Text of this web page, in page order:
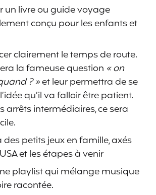
un livre ou guide voyage
conçu pour les enfants et
clairement le temps de route.
la fameuse question « on
? »et leur permettra de se
qu’il va falloir être patient.
arrêts intermédiaires, ce sera
des petits jeux en famille, axés
et les étapes à venir
playlist qui mélange musique
racontée.